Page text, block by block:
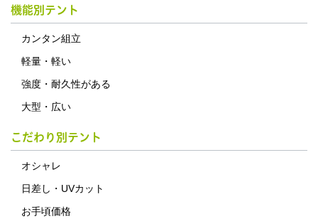
機能別テント
カンタン組立
軽量・軽い
強度・耐久性がある
大型・広い
こだわり別テント
オシャレ
日差し・UVカット
お手頃価格